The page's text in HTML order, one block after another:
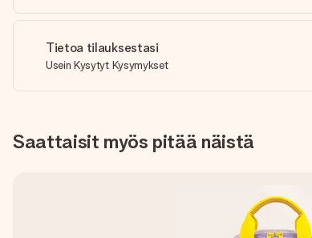
Tietoa tilauksestasi
Usein Kysytyt Kysymykset
Saattaisit myös pitää näistä